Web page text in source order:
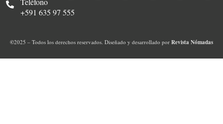
+591 635 97 555
©2025 – Todos los derechos reservados. Diseñado y desarrollado por Revista Nómadas